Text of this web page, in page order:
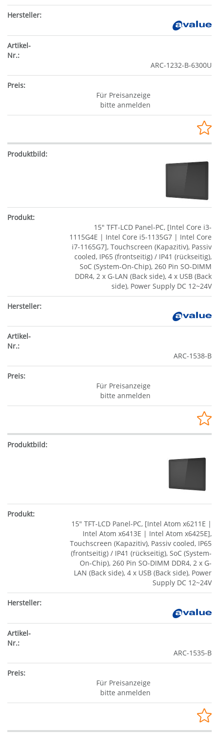
ARC-1232-B-6300U
Für Preisanzeige
bitte anmelden
15" TFT-LCD Panel-PC, [Intel Core i3-
1115G4E | Intel Core i5-1135G7 | Intel Core
i7-1165G7], Touchscreen (Kapazitiv), Passiv
cooled, IP65 (frontseitig) / IP41 (rückseitig),
SoC (System-On-Chip), 260 Pin SO-DIMM
DDR4, 2 x G-LAN (Back side), 4 x USB (Back
side), Power Supply DC 12~24V
ARC-1538-B
Für Preisanzeige
bitte anmelden
15" TFT-LCD Panel-PC, [Intel Atom x6211E |
Intel Atom x6413E | Intel Atom x6425E],
Touchscreen (Kapazitiv), Passiv cooled, IP65
(frontseitig) / IP41 (rückseitig), SoC (System-
On-Chip), 260 Pin SO-DIMM DDR4, 2 x G-
LAN (Back side), 4 x USB (Back side), Power
Supply DC 12~24V
ARC-1535-B
Für Preisanzeige
bitte anmelden